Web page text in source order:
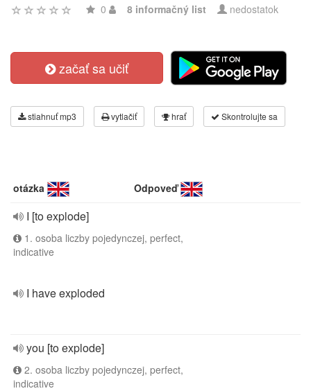
0 8 informačný list nedostatok
začať sa učiť
stiahnuť mp3 vytlačiť hrať Skontrolujte sa
otázka Odpoveď
I [to explode]
1. osoba liczby pojedynczej, perfect,
indicative
I have exploded
you [to explode]
2. osoba liczby pojedynczej, perfect,
indicative